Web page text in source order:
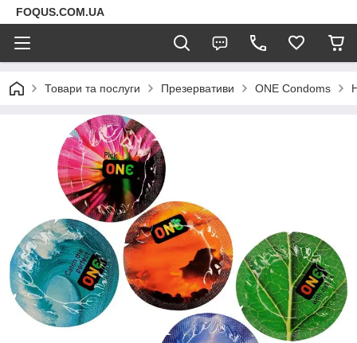
FOQUS.COM.UA
Товари та послуги Презервативи ONE Condoms